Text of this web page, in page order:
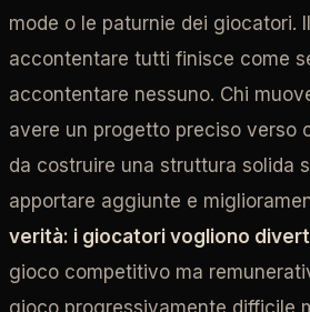
mode o le paturnie dei giocatori.
accontentare tutti finisce come
accontentare nessuno. Chi
avere un progetto preciso verso
da costruire una struttura solida
apportare aggiunte e
verità: i giocatori vogliono
gioco competitivo ma
gioco progressivamente difficile